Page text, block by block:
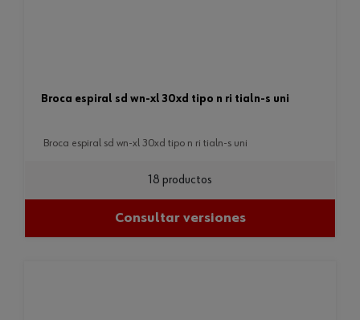
broca espiral sd wn-xl 30xd tipo n ri tialn-s uni
broca espiral sd wn-xl 30xd tipo n ri tialn-s uni
18 productos
Consultar versiones